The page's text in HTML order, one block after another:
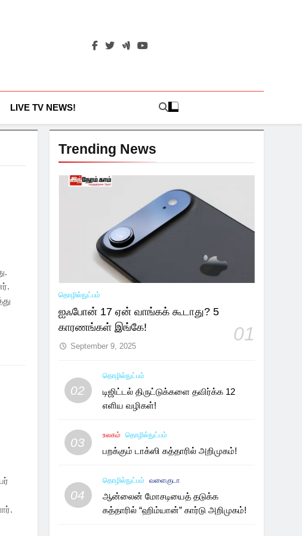
LIVE TV NEWS!
Trending News
தொழில்நுட்பம்
ஐஃபோன் 17 ஏன் வாங்கக் கூடாது? 5
காரணங்கள் இங்கே!
01
September 9, 2025
02
தொழில்நுட்பம்
டிஜிட்டல் திருட்டுக்களை தவிர்க்க 12
எளிய வழிகள்!
03
உலகம் தொழில்நுட்பம்
பறக்கும் டாக்ஸி கத்தாரில் அறிமுகம்!
04
தொழில்நுட்பம் வளைகுடா
ஆன்லைன் மோசடியைத் தடுக்க
கத்தாரில் “ஹிம்யான்” கார்டு அறிமுகம்!